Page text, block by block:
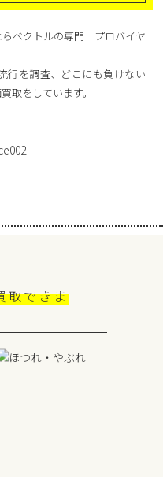
らベクトルの専門「プロバイヤ
行を調査、どこにも負けない
取をしています。
取できま